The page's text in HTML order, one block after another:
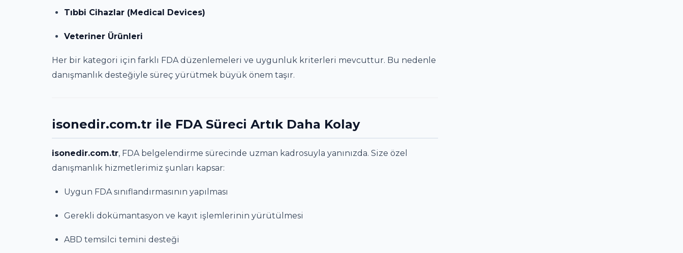
Tıbbi Cihazlar (Medical Devices)
Veteriner Ürünleri
Her bir kategori için farklı FDA düzenlemeleri ve uygunluk kriterleri mevcuttur. Bu nedenle
danışmanlık desteğiyle süreç yürütmek büyük önem taşır.
isonedir.com.tr ile FDA Süreci Artık Daha Kolay
isonedir.com.tr, FDA belgelendirme sürecinde uzman kadrosuyla yanınızda. Size özel
danışmanlık hizmetlerimiz şunları kapsar:
Uygun FDA sınıflandırmasının yapılması
Gerekli dokümantasyon ve kayıt işlemlerinin yürütülmesi
ABD temsilci temini desteği